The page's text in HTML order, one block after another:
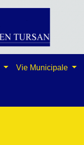
Vie Municipale